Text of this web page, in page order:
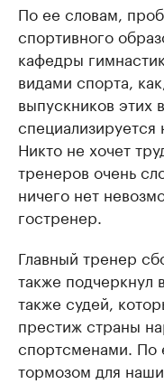
По ее словам,
спортивного
кафедры
видами спорта,
выпускников этих
Никто не хочет
тренеров очень
ничего нет
гостренер.
Главный тренер
также подчеркнул
также судей,
престиж страны
спортсменами. По
тормозом для